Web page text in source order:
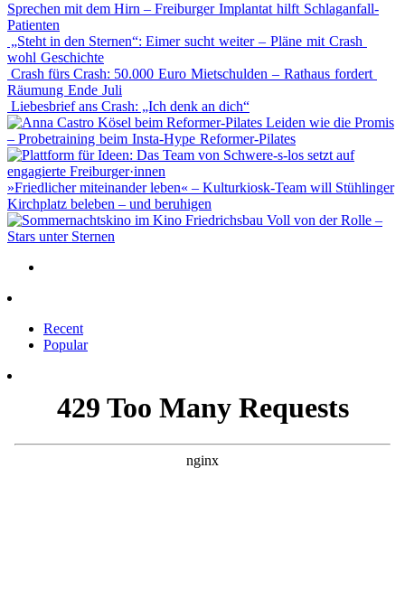
Sprechen mit dem Hirn – Freiburger Implantat hilft Schlaganfall-
Patienten
„Steht in den Sternen“: Eimer sucht weiter – Pläne mit Crash
wohl Geschichte
Crash fürs Crash: 50.000 Euro Mietschulden – Rathaus fordert
Räumung Ende Juli
Liebesbrief ans Crash: „Ich denk an dich“
Leiden wie die Promis
– Probetraining beim Insta-Hype Reformer-Pilates
»Friedlicher miteinander leben« – Kulturkiosk-Team will Stühlinger
Kirchplatz beleben – und beruhigen
Voll von der Rolle –
Stars unter Sternen
Recent
Popular